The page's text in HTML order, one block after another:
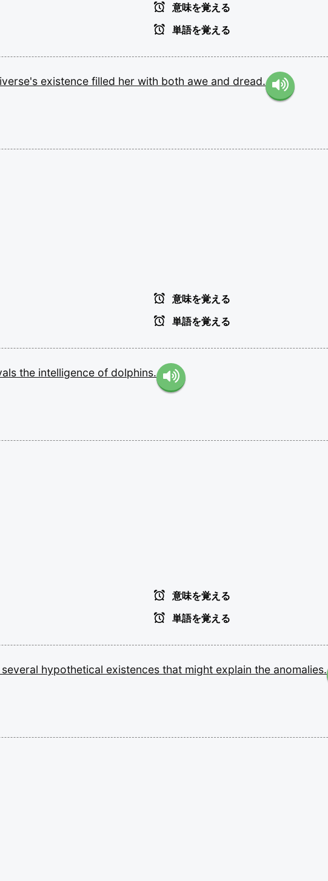
意味を覚える
単語を覚える
existence filled her with both awe and dread.
意味を覚える
単語を覚える
the intelligence of dolphins.
意味を覚える
単語を覚える
several hypothetical existences that might explain the anomalies.